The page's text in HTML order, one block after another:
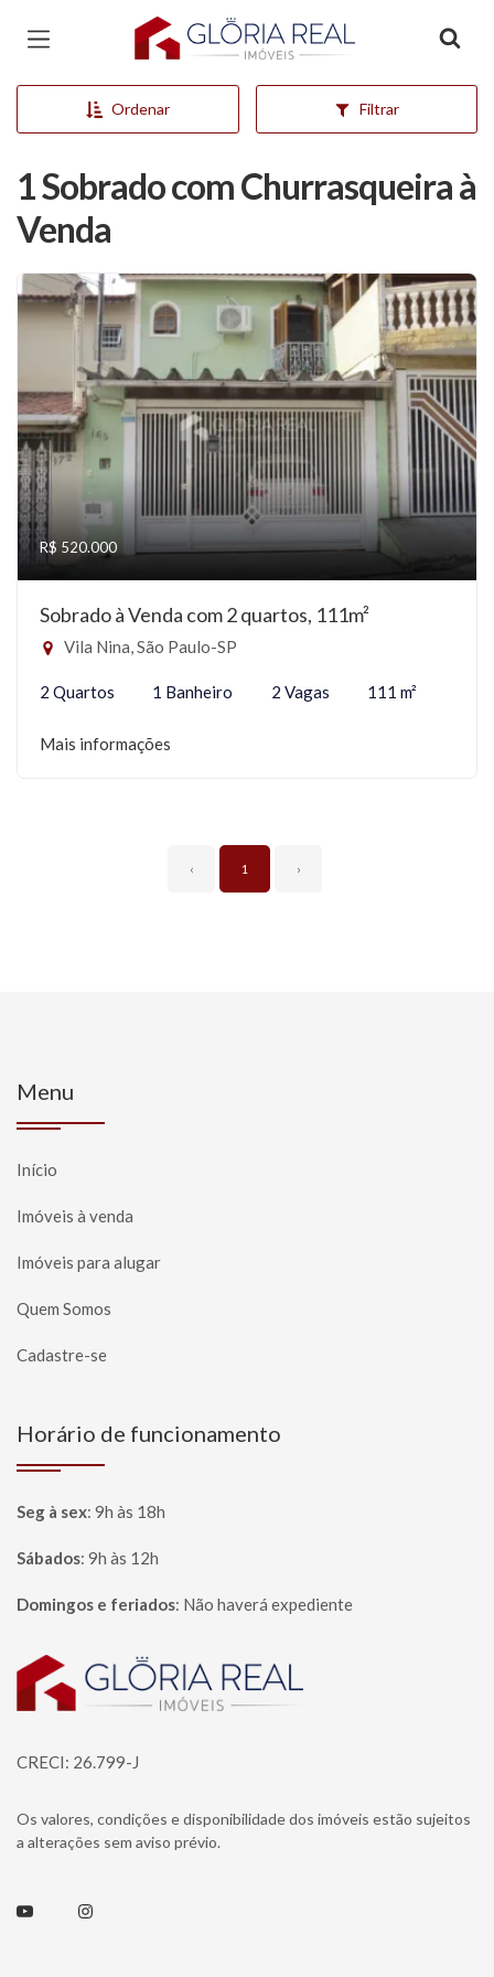
Página inicial
Ordenar Filtrar
1 Sobrado com Churrasqueira à
Venda
R$ 520.000
Sobrado à Venda com 2 quartos, 111m²
Vila Nina, São Paulo-SP
2 Quartos 1 Banheiro 2 Vagas 111 m²
Mais informações
‹ 1 ›
Menu
Início
Imóveis à venda
Imóveis para alugar
Quem Somos
Cadastre-se
Horário de funcionamento
Seg à sex: 9h às 18h
Sábados: 9h às 12h
Domingos e feriados: Não haverá expediente
Página inicial
CRECI: 26.799-J
Os valores, condições e disponibilidade dos imóveis estão sujeitos
a alterações sem aviso prévio.
Youtube Instagram